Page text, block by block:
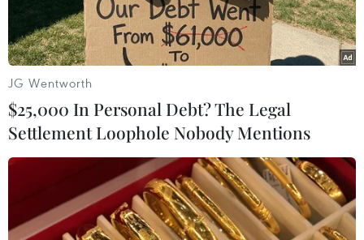
Chuyên gia Canada đánh giá cao bản
lĩnh đối ngoại của Việt Nam
07/08/2026 03:49
Venezuela khởi động đàm phán về
tiến trình chuyển giao chính trị
07/08/2026 02:58
Sập công trình tại Cuba khiến 2
JG Wentworth
$25,000 In Personal Debt? The Legal
Settlement Loophole Nobody Mentions